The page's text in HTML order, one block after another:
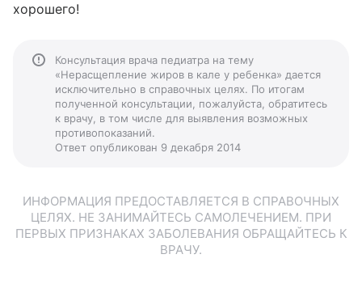
хорошего!
Консультация врача педиатра на тему
«Нерасщепление жиров в кале у ребенка» дается
исключительно в справочных целях. По итогам
полученной консультации, пожалуйста, обратитесь
к врачу, в том числе для выявления возможных
противопоказаний.
Ответ опубликован 9 декабря 2014
ИНФОРМАЦИЯ ПРЕДОСТАВЛЯЕТСЯ В СПРАВОЧНЫХ
ЦЕЛЯХ. НЕ ЗАНИМАЙТЕСЬ САМОЛЕЧЕНИЕМ. ПРИ
ПЕРВЫХ ПРИЗНАКАХ ЗАБОЛЕВАНИЯ ОБРАЩАЙТЕСЬ К
ВРАЧУ.